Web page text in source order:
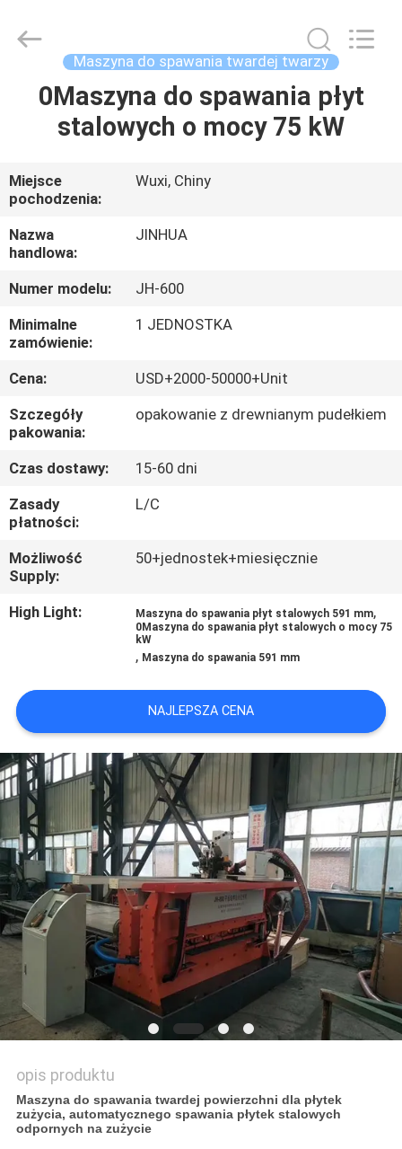
DOM
O
NAS
WYCIECZKA
PO
KONTROLA
JAKOŚCI
SKONTAKTUJ
SIĘ
Z
AKTUALNOŚCI
POPROSIĆ
WYCENĘ
SITEMAP
PRIVACY
POLICY
powierzchni
supplier.
LTD..
All
Rights
ECER
Maszyna do spawania twardej twarzy
0Maszyna do spawania płyt
stalowych o mocy 75 kW
Miejsce
pochodzenia:
Wuxi, Chiny
Nazwa
handlowa:
JINHUA
Numer modelu:
JH-600
Minimalne
zamówienie:
1 JEDNOSTKA
Cena:
USD+2000-50000+Unit
Szczegóły
pakowania:
opakowanie z drewnianym pudełkiem
Czas dostawy:
15-60 dni
Zasady
płatności:
L/C
Możliwość
Supply:
50+jednostek+miesięcznie
High Light: Maszyna do spawania płyt stalowych 591 mm,
0Maszyna do spawania płyt stalowych o mocy 75
kW
, Maszyna do spawania 591 mm
NAJLEPSZA CENA
opis produktu
Maszyna do spawania twardej powierzchni dla płytek
zużycia, automatycznego spawania płytek stalowych
odpornych na zużycie